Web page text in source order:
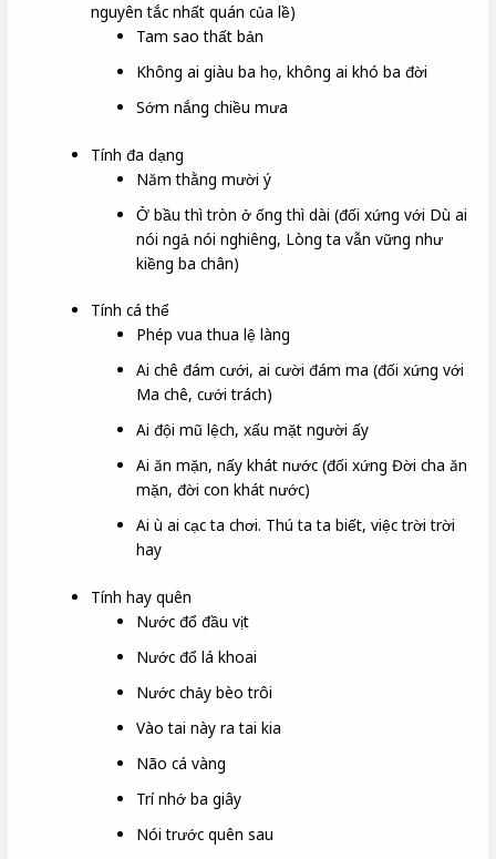
nguyên tắc nhất quán của lề)
Tam sao thất bản
Không ai giàu ba họ, không ai khó ba đời
Sớm nắng chiều mưa
Tính đa dạng
Năm thằng mười ý
Ở bầu thì tròn ở ống thì dài (đối xứng với Dù ai
nói ngả nói nghiêng, Lòng ta vẫn vững như
kiềng ba chân)
Tính cá thể
Phép vua thua lệ làng
Ai chê đám cưới, ai cười đám ma (đối xứng với
Ma chê, cưới trách)
Ai đội mũ lệch, xấu mặt người ấy
Ai ăn mặn, nấy khát nước (đối xứng Đời cha ăn
mặn, đời con khát nước)
Ai ù ai cạc ta chơi. Thú ta ta biết, việc trời trời
hay
Tính hay quên
Nước đổ đầu vịt
Nước đổ lá khoai
Nước chảy bèo trôi
Vào tai này ra tai kia
Não cá vàng
Trí nhớ ba giây
Nói trước quên sau